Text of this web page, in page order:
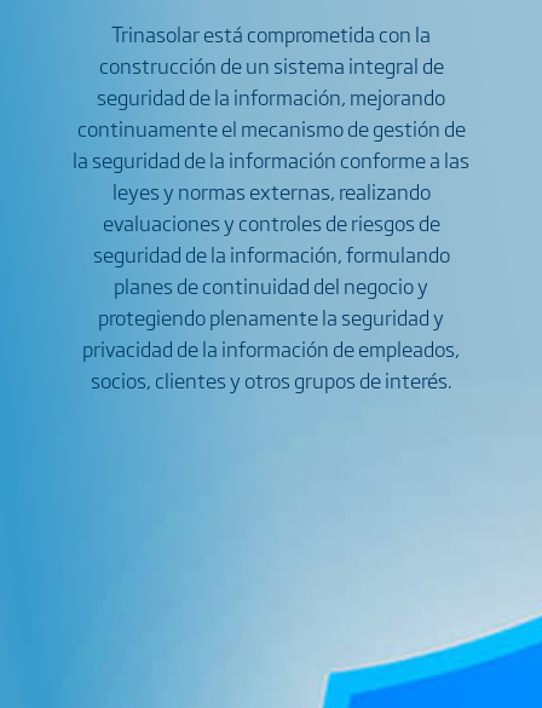
Trinasolar está comprometida con la
construcción de un sistema integral de
seguridad de la información, mejorando
continuamente el mecanismo de gestión de
la seguridad de la información conforme a las
leyes y normas externas, realizando
evaluaciones y controles de riesgos de
seguridad de la información, formulando
planes de continuidad del negocio y
protegiendo plenamente la seguridad y
privacidad de la información de empleados,
socios, clientes y otros grupos de interés.